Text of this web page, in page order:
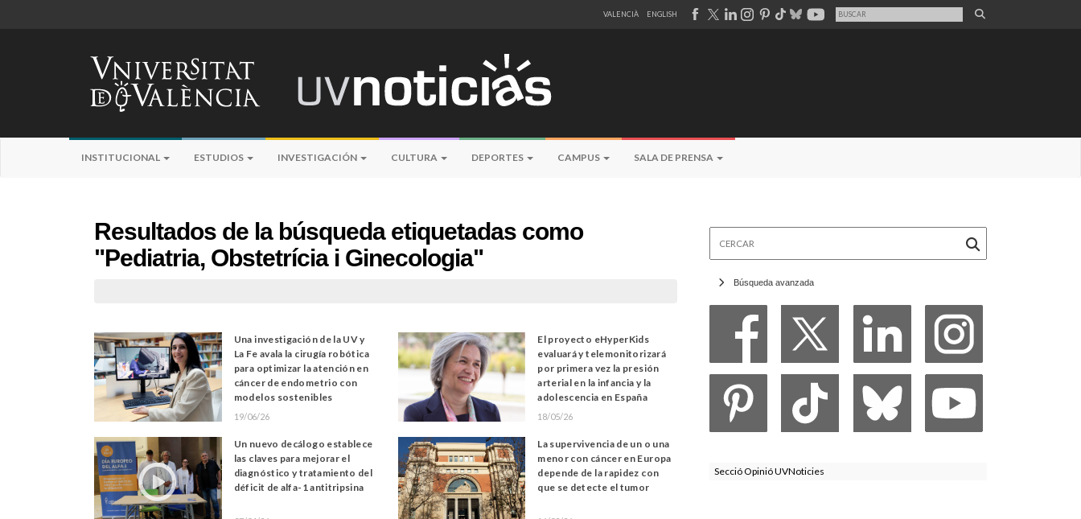
VALENCIÀ ENGLISH
INSTITUCIONAL ESTUDIOS INVESTIGACIÓN CULTURA DEPORTES CAMPUS SALA DE PRENSA
Resultados de la búsqueda etiquetadas como
"Pediatria, Obstetrícia i Ginecologia"
Una investigación de la UV y
La Fe avala la cirugía robótica
para optimizar la atención en
cáncer de endometrio con
modelos sostenibles
19/06/26
El proyecto eHyperKids
evaluará y telemonitorizará
por primera vez la presión
arterial en la infancia y la
adolescencia en España
18/05/26
Un nuevo decálogo establece
las claves para mejorar el
diagnóstico y tratamiento del
déficit de alfa-1 antitripsina
La supervivencia de un o una
menor con cáncer en Europa
depende de la rapidez con
que se detecte el tumor
Búsqueda avanzada
Secció Opinió UVNoticies